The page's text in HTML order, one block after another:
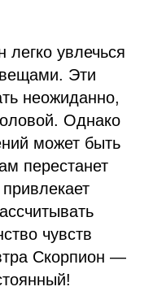
легко увлечься
Эти
неожиданно,
Однако
может быть
перестанет
чувств
Скорпион —